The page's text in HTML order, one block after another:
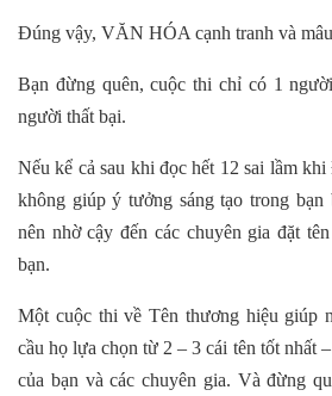
Đúng vậy, VĂN HÓA cạnh tranh và
Bạn đừng quên, cuộc thi chỉ có 1
người thất bại.
Nếu kể cả sau khi đọc hết 12 sai lầm
không giúp ý tưởng sáng tạo trong
nên nhờ cậy đến các chuyên gia đặt
bạn.
Một cuộc thi về Tên thương hiệu giúp
cầu họ lựa chọn từ 2 – 3 cái tên tốt nhất
của bạn và các chuyên gia. Và đừng